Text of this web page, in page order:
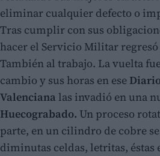
eliminar cualquier defecto o
Tras cumplir con sus
hacer el Servicio Militar regresó
También al trabajo. La vuelta
cambio y sus horas en ese
Valenciana las invadió en una
Huecograbado. Un proceso
parte, en un cilindro de cobre
diminutas celdas, letritas, éstas